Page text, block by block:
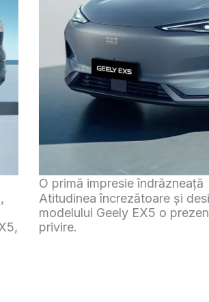
Iluminare LED completă
Vedeți și fiți văzuți cu
lumini de zi distinctive pentru